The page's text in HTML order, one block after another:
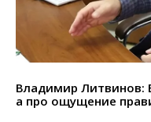
Владимир Литвинов:
а про ощущение